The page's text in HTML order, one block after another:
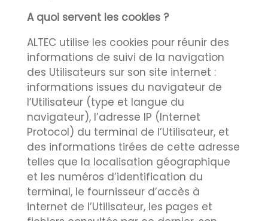
A quoi servent les cookies ?
ALTEC utilise les cookies pour réunir des
informations de suivi de la navigation
des Utilisateurs sur son site internet :
informations issues du navigateur de
l’Utilisateur (type et langue du
navigateur), l’adresse IP (Internet
Protocol) du terminal de l’Utilisateur, et
des informations tirées de cette adresse
telles que la localisation géographique
et les numéros d’identification du
terminal, le fournisseur d’accès à
internet de l’Utilisateur, les pages et